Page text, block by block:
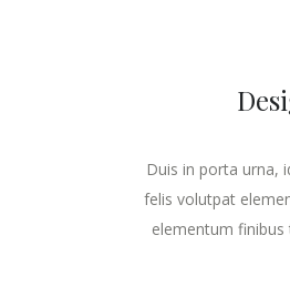
Duis in porta urna,
felis volutpat
elementum finibus